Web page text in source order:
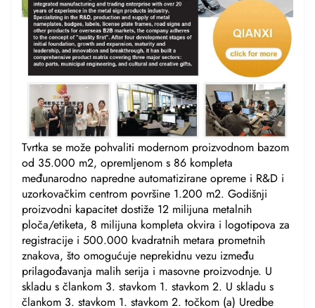
Tvrtka se može pohvaliti modernom proizvodnom bazom
od 35.000 m2, opremljenom s 86 kompleta
međunarodno napredne automatizirane opreme i R&D i
uzorkovačkim centrom površine 1.200 m2. Godišnji
proizvodni kapacitet dostiže 12 milijuna metalnih
ploča/etiketa, 8 milijuna kompleta okvira i logotipova za
registracije i 500.000 kvadratnih metara prometnih
znakova, što omogućuje neprekidnu vezu između
prilagođavanja malih serija i masovne proizvodnje. U
skladu s člankom 3. stavkom 1. stavkom 2. U skladu s
člankom 3. stavkom 1. stavkom 2. točkom (a) Uredbe